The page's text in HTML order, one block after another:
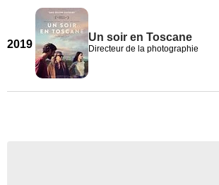
2019
Un soir en Toscane
Directeur de la photographie